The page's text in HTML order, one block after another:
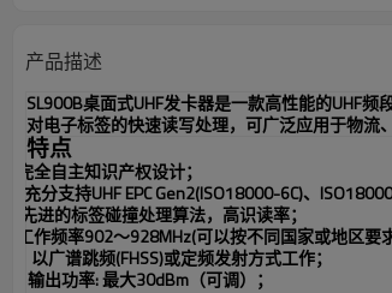
产品描述
SL900B桌面式UHF发卡器是一款高性能的UHF频
对电子标签的快速读写处理，可广泛应用于物
特点
完全自主知识产权设计；
充分支持UHF EPC Gen2(ISO18000-6C)、
先进的标签碰撞处理算法，高识读率；
工作频率902～928MHz(可以按不同国家或地区要
以广谱跳频(FHSS)或定频发射方式工作；
输出功率:最大30dBm（可调）；